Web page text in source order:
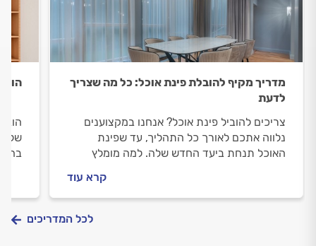
מדריך מקיף להובלת פינת אוכל: כל מה שצריך
לדעת
צריכים להוביל פינת אוכל? אנחנו במקצוענים
נלווה אתכם לאורך כל התהליך, עד שפינת
האוכל תנחת ביעד החדש שלה. למה מומלץ
קרא עוד
לכל המדריכים